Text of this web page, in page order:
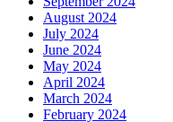
August 2024
July 2024
June 2024
May 2024
April 2024
March 2024
February 2024